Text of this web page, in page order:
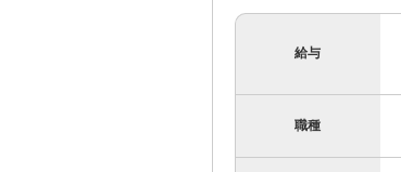
給与
職種